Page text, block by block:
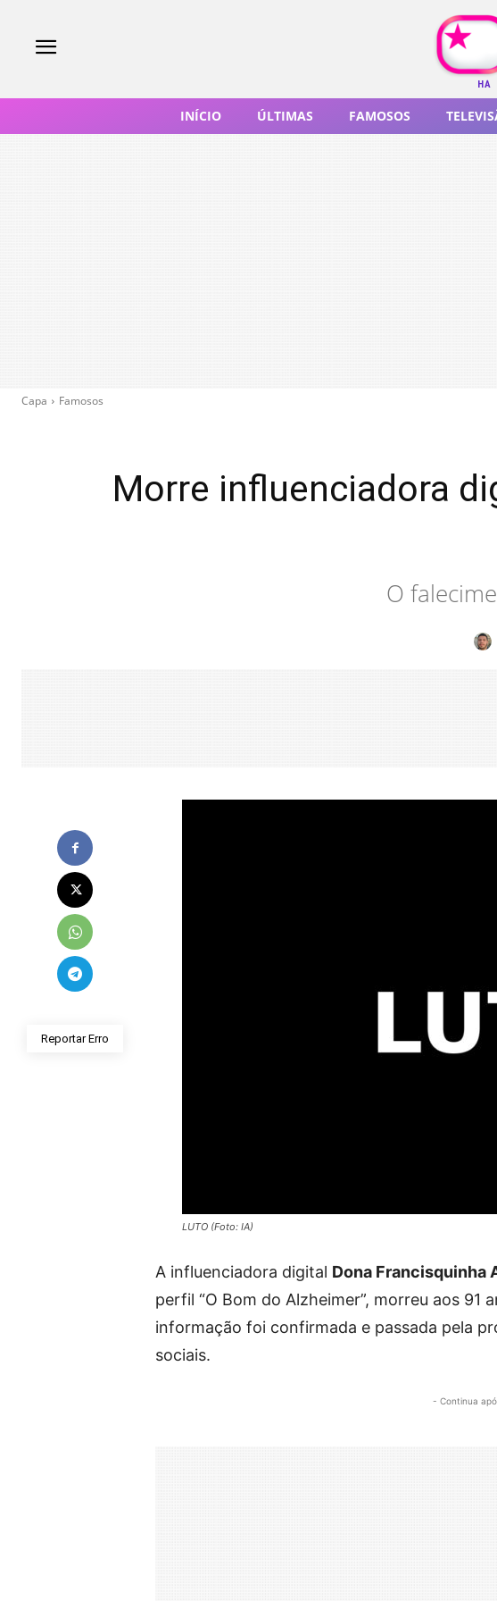
HÁ
INÍCIO ÚLTIMAS FAMOSOS
Capa Famosos
Morre influenciadora
O
Reportar Erro
LUTO (Foto: IA)
A influenciadora digital Dona Francisquinha
perfil “O Bom do Alzheimer”, morreu aos 91
informação foi confirmada e passada pela
sociais.
- Continua